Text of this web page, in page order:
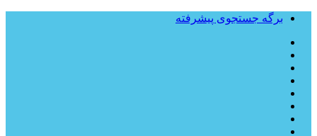
برگه جستجوی پیشرفته